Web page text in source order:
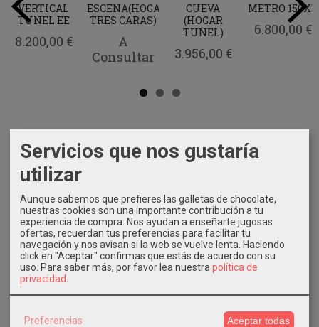
Marcas
Costes de Envío
GRATIS *
Consultar Destinos
VERTICAL
TUNEL EE
8.200,00 €
ESCENA(HOGAR
TRES CARAS)
A
Consultar
CUEVA
(HOGAR
TUNEL)
3.956,00 €
METRO 150XT
6.800,00 €
Servicios que nos gustaría
utilizar
Aunque sabemos que prefieres las galletas de chocolate,
nuestras cookies son una importante contribución a tu
experiencia de compra. Nos ayudan a enseñarte jugosas
ofertas, recuerdan tus preferencias para facilitar tu
navegación y nos avisan si la web se vuelve lenta. Haciendo
click en "Aceptar" confirmas que estás de acuerdo con su
uso. Para saber más, por favor lea nuestra política de
privacidad
Preferencias Aceptar todas